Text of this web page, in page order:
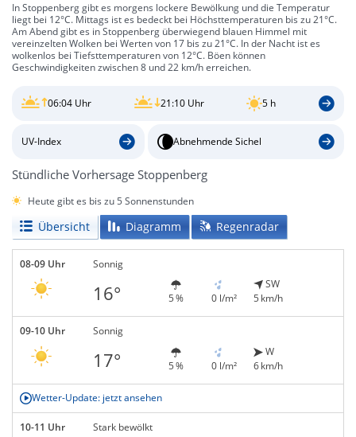
In Stoppenberg gibt es morgens lockere Bewölkung und die Temperatur
liegt bei 12°C. Mittags ist es bedeckt bei Höchsttemperaturen bis zu 21°C.
Am Abend gibt es in Stoppenberg überwiegend blauen Himmel mit
vereinzelten Wolken bei Werten von 17 bis zu 21°C. In der Nacht ist es
wolkenlos bei Tiefsttemperaturen von 12°C. Böen können
Geschwindigkeiten zwischen 8 und 22 km/h erreichen.
06:04 Uhr 21:10 Uhr 5 h
UV-Index Abnehmende Sichel
Stündliche Vorhersage Stoppenberg
Heute gibt es bis zu 5 Sonnenstunden
Übersicht Diagramm Regenradar
08-09 Uhr Sonnig
16° 5 % 0 l/m²
SW
5 km/h
09-10 Uhr Sonnig
17° 5 % 0 l/m²
W
6 km/h
Wetter-Update: jetzt ansehen
10-11 Uhr Stark bewölkt